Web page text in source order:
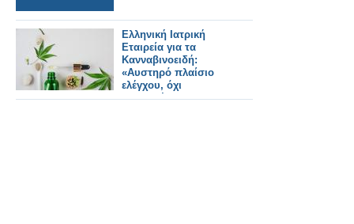
Ελληνική Ιατρική
Εταιρεία για τα
Κανναβινοειδή:
«Αυστηρό πλαίσιο
ελέγχου, όχι
καθολικές